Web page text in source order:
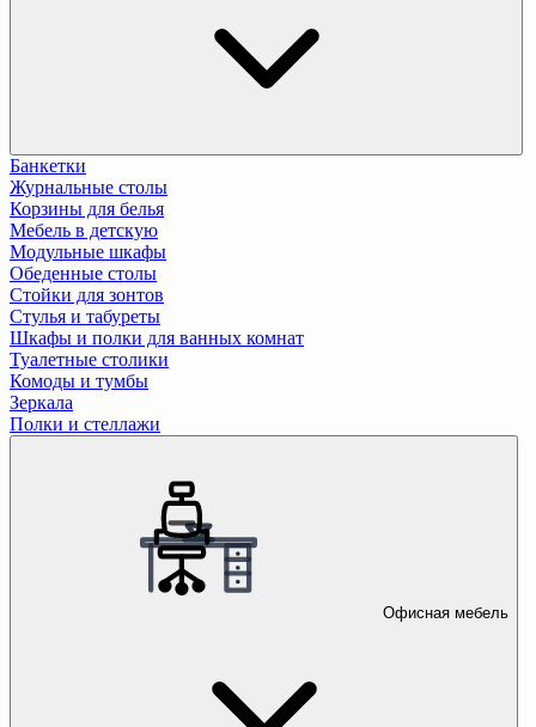
Банкетки
Журнальные столы
Корзины для белья
Мебель в детскую
Модульные шкафы
Обеденные столы
Стойки для зонтов
Стулья и табуреты
Шкафы и полки для ванных комнат
Туалетные столики
Комоды и тумбы
Зеркала
Полки и стеллажи
Офисная мебель